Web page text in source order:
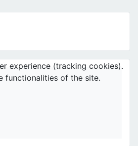
experience (tracking cookies).
functionalities of the site.